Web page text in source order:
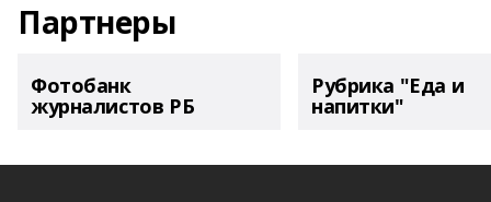
Партнеры
Фотобанк
журналистов РБ
Рубрика "Еда и
напитки"